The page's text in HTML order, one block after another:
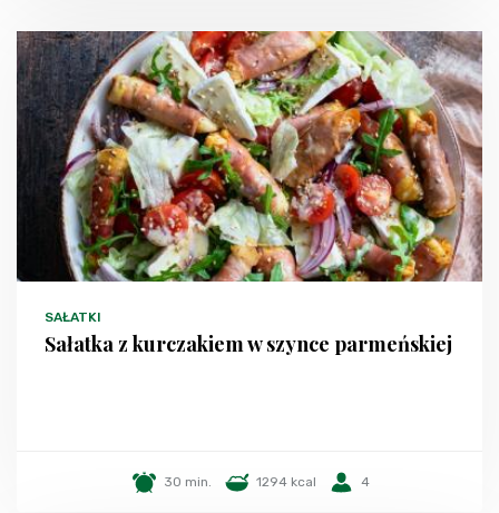
SAŁATKI
Sałatka z kurczakiem w szynce parmeńskiej
30 min. 1294 kcal 4